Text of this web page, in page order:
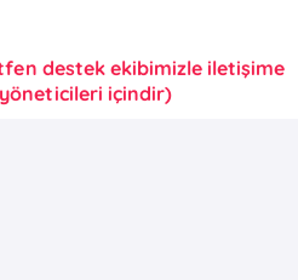
destek ekibimizle iletişime
içindir)